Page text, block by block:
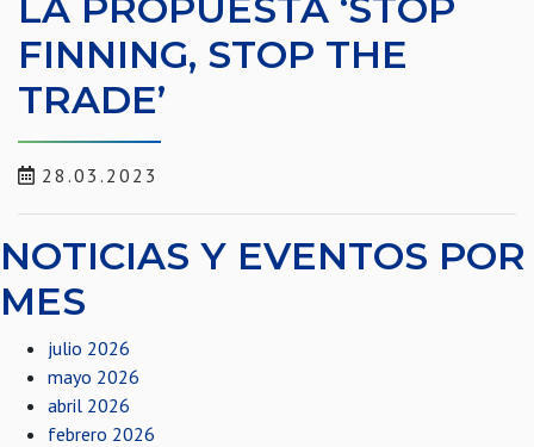
FINNING, STOP THE
TRADE’
28.03.2023
NOTICIAS Y EVENTOS POR
MES
julio 2026
mayo 2026
abril 2026
febrero 2026